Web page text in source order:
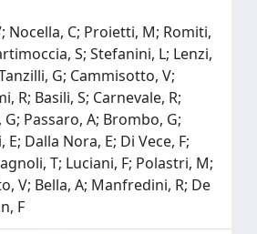
Nocella, C; Proietti, M; Romiti,
S; Stefanini, L; Lenzi,
G; Cammisotto, V;
R; Basili, S; Carnevale, R;
Passaro, A; Brombo, G;
Dalla Nora, E; Di Vece, F;
T; Luciani, F; Polastri, M;
V; Bella, A; Manfredini, R; De
F